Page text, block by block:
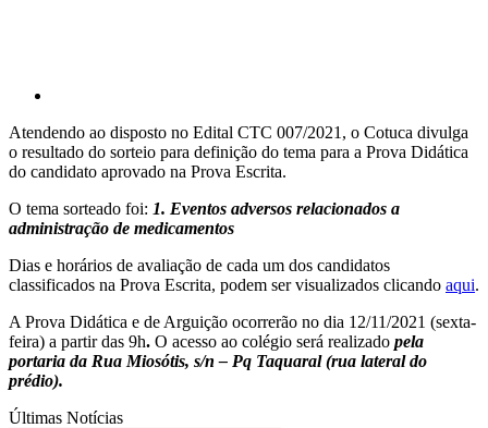
Atendendo ao disposto no Edital CTC 007/2021, o Cotuca divulga
o resultado do sorteio para definição do tema para a Prova Didática
do candidato aprovado na Prova Escrita.
O tema sorteado foi: 1. Eventos adversos relacionados a
administração de medicamentos
Dias e horários de avaliação de cada um dos candidatos
classificados na Prova Escrita, podem ser visualizados clicando aqui.
A Prova Didática e de Arguição ocorrerão no dia 12/11/2021 (sexta-
feira) a partir das 9h. O acesso ao colégio será realizado pela
portaria da Rua Miosótis, s/n – Pq Taquaral (rua lateral do
prédio).
Últimas Notícias